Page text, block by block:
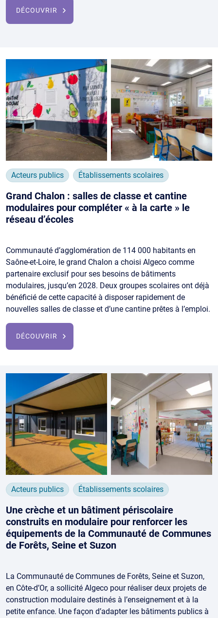
DÉCOUVRIR
Acteurs publics Établissements scolaires
Grand Chalon : salles de classe et cantine
modulaires pour compléter « à la carte » le
réseau d’écoles
Communauté d’agglomération de 114 000 habitants en
Saône-et-Loire, le grand Chalon a choisi Algeco comme
partenaire exclusif pour ses besoins de bâtiments
modulaires, jusqu’en 2028. Deux groupes scolaires ont déjà
bénéficié de cette capacité à disposer rapidement de
nouvelles salles de classe et d’une cantine prêtes à l’emploi.
DÉCOUVRIR
Acteurs publics Établissements scolaires
Une crèche et un bâtiment périscolaire
construits en modulaire pour renforcer les
équipements de la Communauté de Communes
de Forêts, Seine et Suzon
La Communauté de Communes de Forêts, Seine et Suzon,
en Côte-d’Or, a sollicité Algeco pour réaliser deux projets de
construction modulaire destinés à l’enseignement et à la
petite enfance. Une façon d’adapter les bâtiments publics à